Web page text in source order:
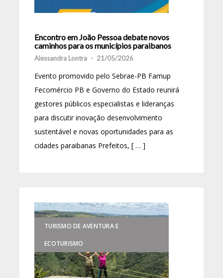
Encontro em João Pessoa debate novos
caminhos para os municípios paraibanos
Alessandra Lontra - 21/05/2026
Evento promovido pelo Sebrae-PB Famup
Fecomércio PB e Governo do Estado reunirá
gestores públicos especialistas e lideranças
para discutir inovação desenvolvimento
sustentável e novas oportunidades para as
cidades paraibanas Prefeitos, [ … ]
TURISMO DE AVENTURA E
ECOTURISMO